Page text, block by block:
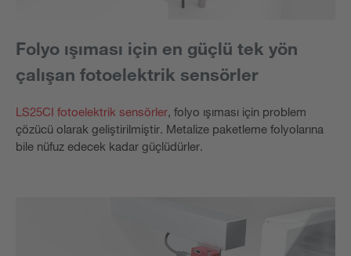
Folyo ışıması için en güçlü tek yön
çalışan fotoelektrik sensörler
LS25CI fotoelektrik sensörler, folyo ışıması için problem
çözücü olarak geliştirilmiştir. Metalize paketleme folyolarına
bile nüfuz edecek kadar güçlüdürler.